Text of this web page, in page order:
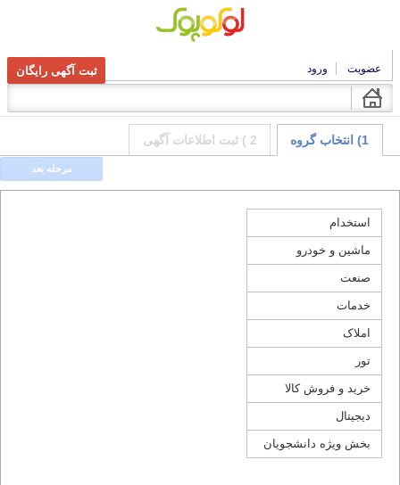
ثبت آگهی رایگان عضویت ورود
1) انتخاب گروه 2 ) ثبت اطلاعات آگهی
مرحله بعد
استخدام
ماشین و خودرو
صنعت
خدمات
املاک
تور
خرید و فروش کالا
دیجیتال
بخش ویژه دانشجویان